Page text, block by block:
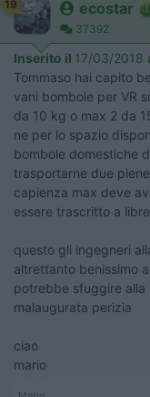
19 ecostar
37392
Inserito il 17/03/2018
Tommaso hai capito
vani bombole per VR
da 10 kg o max 2 da
ne per lo spazio
bombole domestiche
trasportarne due
capienza max deve
essere trascritto a
questo gli ingegneri
altrettanto benissimo
potrebbe sfuggire alla
malaugurata perizia
ciao
mario